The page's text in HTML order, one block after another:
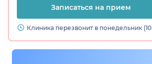
Записаться на прием
Клиника перезвонит в понедельник